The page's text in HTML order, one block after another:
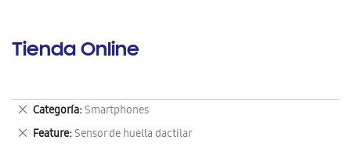
Tienda Online
Categoría Smartphones
Eliminar
este
artículo
Feature Sensor de huella dactilar
Eliminar